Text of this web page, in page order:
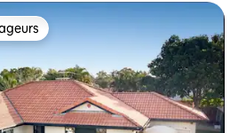
les plus appréciés